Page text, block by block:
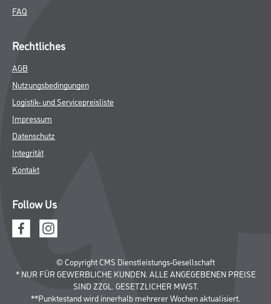
FAQ
Rechtliches
AGB
Nutzungsbedingungen
Logistik- und Servicepreisliste
Impressum
Datenschutz
Integrität
Kontakt
Follow Us
© Copyright CMS Dienstleistungs-Gesellschaft
* NUR FÜR GEWERBLICHE KUNDEN. ALLE ANGEGEBENEN PREISE
SIND ZZGL. GESETZLICHER MWST.
**Punktestand wird innerhalb mehrerer Wochen aktualisiert.